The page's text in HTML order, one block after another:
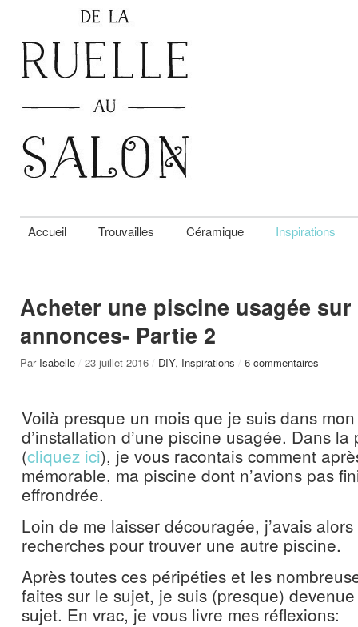
Accueil Trouvailles Céramique Inspirations
Acheter une piscine usagée
annonces- Partie 2
Par Isabelle / 23 juillet 2016 / DIY, Inspirations / 6 commentaires
Voilà presque un mois que je suis dans
d’installation d’une piscine usagée. Dans
(cliquez ici), je vous racontais comment
mémorable, ma piscine dont n’avions pas
effrondrée.
Loin de me laisser découragée, j’avais
recherches pour trouver une autre piscine.
Après toutes ces péripéties et les
faites sur le sujet, je suis (presque)
sujet. En vrac, je vous livre mes réflexions: